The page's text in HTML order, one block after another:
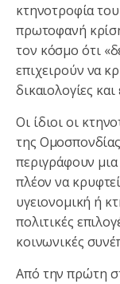
κτηνοτροφία
πρωτοφανή
τον κόσμο ότι
επιχειρούν να
δικαιολογίες
Οι ίδιοι οι
της
περιγράφουν
πλέον να
υγειονομική ή
πολιτικές
κοινωνικές
Από την πρώτη